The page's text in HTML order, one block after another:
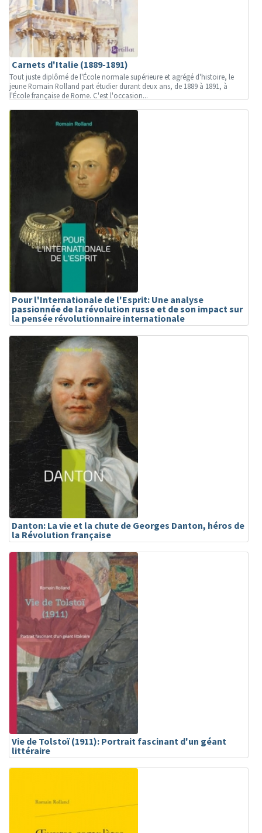
Carnets d'Italie (1889-1891)
Tout juste diplômé de l'École normale supérieure et agrégé d'histoire, le
jeune Romain Rolland part étudier durant deux ans, de 1889 à 1891, à
l'École française de Rome. C'est l'occasion...
Pour l'Internationale de l'Esprit: Une analyse
passionnée de la révolution russe et de son impact sur
la pensée révolutionnaire internationale
Danton: La vie et la chute de Georges Danton, héros de
la Révolution française
Vie de Tolstoï (1911): Portrait fascinant d'un géant
littéraire